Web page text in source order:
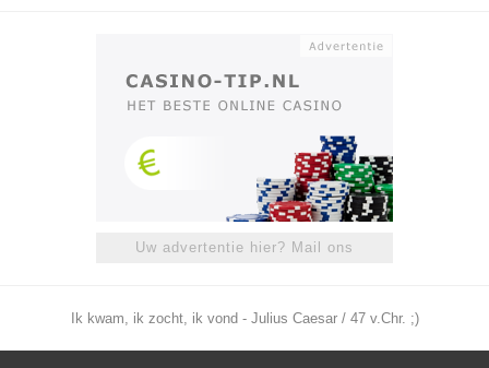
Uw advertentie hier? Mail ons
Ik kwam, ik zocht, ik vond - Julius Caesar / 47 v.Chr. ;)